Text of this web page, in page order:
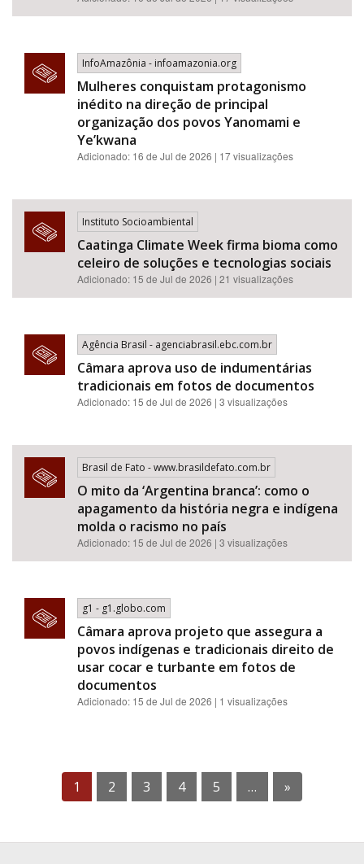
InfoAmazônia - infoamazonia.org
Mulheres conquistam protagonismo
inédito na direção de principal
organização dos povos Yanomami e
Ye’kwana
Adicionado: 16 de Jul de 2026 | 17 visualizações
Instituto Socioambiental
Caatinga Climate Week firma bioma como
celeiro de soluções e tecnologias sociais
Adicionado: 15 de Jul de 2026 | 21 visualizações
Agência Brasil - agenciabrasil.ebc.com.br
Câmara aprova uso de indumentárias
tradicionais em fotos de documentos
Adicionado: 15 de Jul de 2026 | 3 visualizações
Brasil de Fato - www.brasildefato.com.br
O mito da ‘Argentina branca’: como o
apagamento da história negra e indígena
molda o racismo no país
Adicionado: 15 de Jul de 2026 | 3 visualizações
g1 - g1.globo.com
Câmara aprova projeto que assegura a
povos indígenas e tradicionais direito de
usar cocar e turbante em fotos de
documentos
Adicionado: 15 de Jul de 2026 | 1 visualizações
1 2 3 4 5 … »